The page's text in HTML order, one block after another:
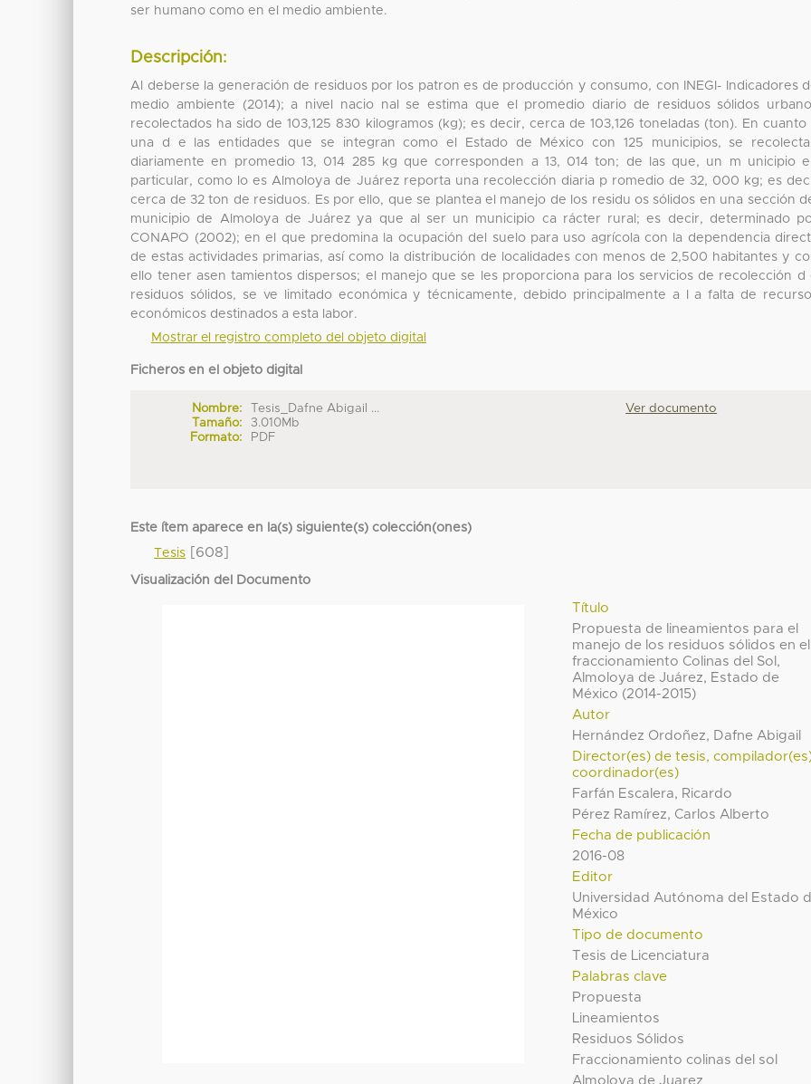
ser humano como en el medio ambiente.
Descripción:
Al deberse la generación de residuos por los patron es de producción y consumo, con INEGI- Indicadores
medio ambiente (2014); a nivel nacio nal se estima que el promedio diario de residuos sólidos
recolectados ha sido de 103,125 830 kilogramos (kg); es decir, cerca de 103,126 toneladas (ton). En cuanto
una d e las entidades que se integran como el Estado de México con 125 municipios, se
diariamente en promedio 13, 014 285 kg que corresponden a 13, 014 ton; de las que, un m unicipio
particular, como lo es Almoloya de Juárez reporta una recolección diaria p romedio de 32, 000 kg; es
cerca de 32 ton de residuos. Es por ello, que se plantea el manejo de los residu os sólidos en una sección
municipio de Almoloya de Juárez ya que al ser un municipio ca rácter rural; es decir, determinado
CONAPO (2002); en el que predomina la ocupación del suelo para uso agrícola con la dependencia
de estas actividades primarias, así como la distribución de localidades con menos de 2,500 habitantes y
ello tener asen tamientos dispersos; el manejo que se les proporciona para los servicios de recolección d
residuos sólidos, se ve limitado económica y técnicamente, debido principalmente a l a falta de
económicos destinados a esta labor.
Mostrar el registro completo del objeto digital
Ficheros en el objeto digital
Nombre:
Tesis_Dafne Abigail ...
Tamaño:
3.010Mb
Formato:
PDF
Ver documento
Este ítem aparece en la(s) siguiente(s) colección(ones)
Tesis [608]
Visualización del Documento
Título
Propuesta de lineamientos para el
manejo de los residuos sólidos en el
fraccionamiento Colinas del Sol,
Almoloya de Juárez, Estado de
México (2014-2015)
Autor
Hernández Ordoñez, Dafne Abigail
Director(es) de tesis,
coordinador(es)
Farfán Escalera, Ricardo
Pérez Ramírez, Carlos Alberto
Fecha de publicación
2016-08
Editor
Universidad Autónoma del Estado
México
Tipo de documento
Tesis de Licenciatura
Palabras clave
Propuesta
Lineamientos
Residuos Sólidos
Fraccionamiento colinas del sol
Almoloya de Juarez